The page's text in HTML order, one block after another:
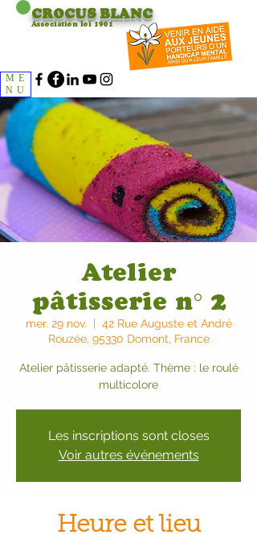
CROCUSBLANC
Association loi 1901
ME
NU
Atelier
pâtisserie n° 2
mer. 29 nov.
  |
42 Rue Auguste et André
Rouzée, 95330 Domont, France
Atelier pâtisserie adapté. Thème : le roulé
multicolore
Les inscriptions sont closes
Voir autres événements
Heure et lieu